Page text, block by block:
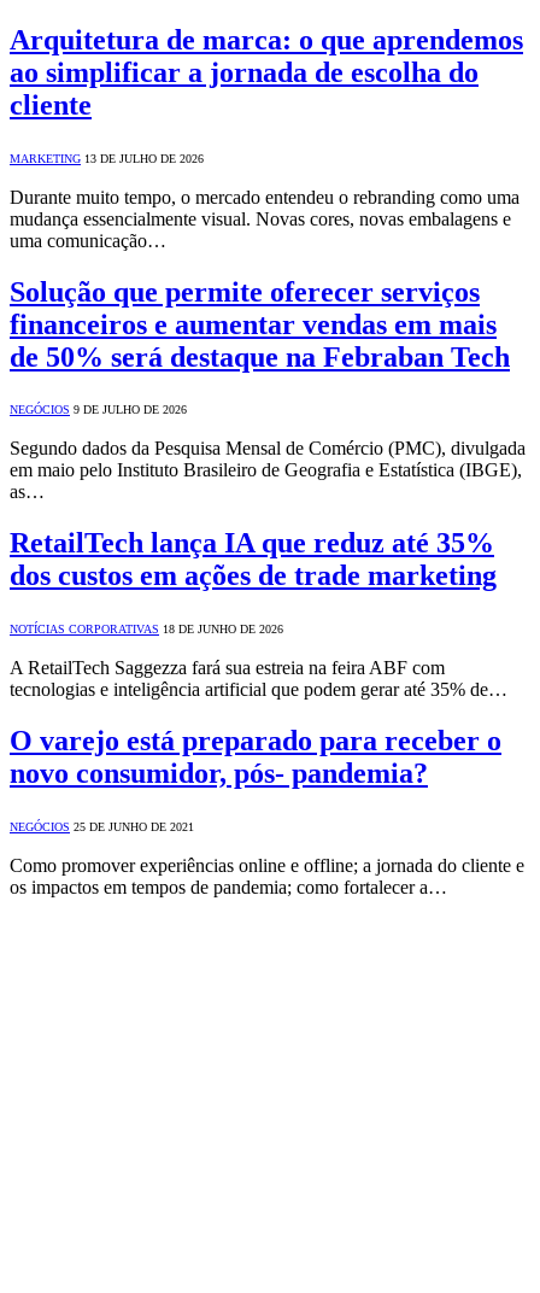
Arquitetura de marca: o que aprendemos
ao simplificar a jornada de escolha do
cliente
MARKETING 13 DE JULHO DE 2026
Durante muito tempo, o mercado entendeu o rebranding como uma
mudança essencialmente visual. Novas cores, novas embalagens e
uma comunicação…
Solução que permite oferecer serviços
financeiros e aumentar vendas em mais
de 50% será destaque na Febraban Tech
NEGÓCIOS 9 DE JULHO DE 2026
Segundo dados da Pesquisa Mensal de Comércio (PMC), divulgada
em maio pelo Instituto Brasileiro de Geografia e Estatística (IBGE),
as…
RetailTech lança IA que reduz até 35%
dos custos em ações de trade marketing
NOTÍCIAS CORPORATIVAS 18 DE JUNHO DE 2026
A RetailTech Saggezza fará sua estreia na feira ABF com
tecnologias e inteligência artificial que podem gerar até 35% de…
O varejo está preparado para receber o
novo consumidor, pós- pandemia?
NEGÓCIOS 25 DE JUNHO DE 2021
Como promover experiências online e offline; a jornada do cliente e
os impactos em tempos de pandemia; como fortalecer a…